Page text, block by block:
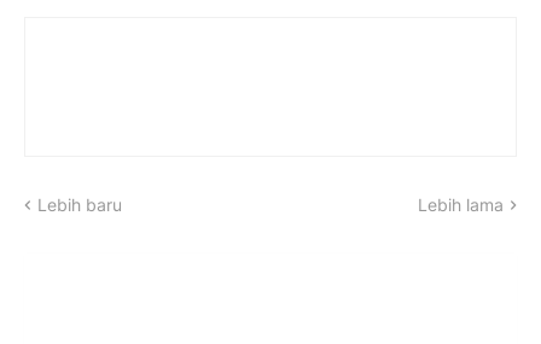
Lebih baru Lebih lama